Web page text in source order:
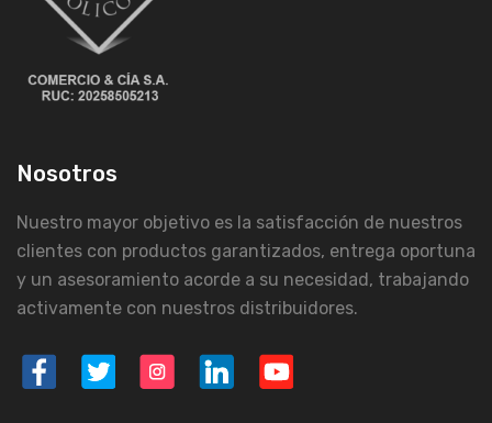
Nosotros
Nuestro mayor objetivo es la satisfacción de nuestros
clientes con productos garantizados, entrega oportuna
y un asesoramiento acorde a su necesidad, trabajando
activamente con nuestros distribuidores.